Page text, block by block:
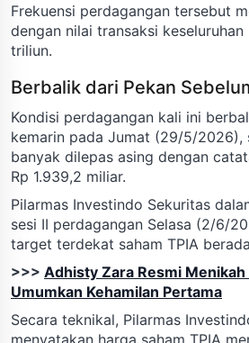
Frekuensi perdagangan tersebut
dengan nilai transaksi
triliun.
Berbalik dari Pekan
Kondisi perdagangan kali ini
kemarin pada Jumat (29/5/2026),
banyak dilepas asing dengan
Rp 1.939,2 miliar.
Pilarmas Investindo Sekuritas
sesi II perdagangan Selasa (2/6/
target terdekat saham TPIA
>>> Adhisty Zara Resmi
Umumkan Kehamilan Pertama
Secara teknikal, Pilarmas
menyatakan harga saham TPIA